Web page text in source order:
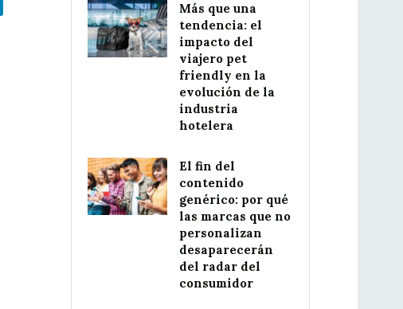
Más que una
tendencia: el
impacto del
viajero pet
friendly en la
evolución de la
industria
hotelera
El fin del
contenido
genérico: por qué
las marcas que no
personalizan
desaparecerán
del radar del
consumidor